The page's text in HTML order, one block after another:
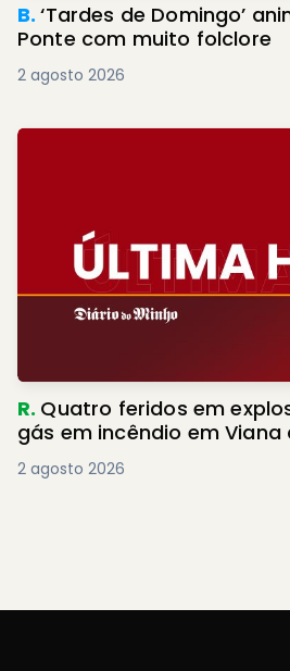
B.‘Tardes de Domingo’
Ponte com muito folclore
2 agosto 2026
R. Quatro feridos em
gás em incêndio em Viana
2 agosto 2026